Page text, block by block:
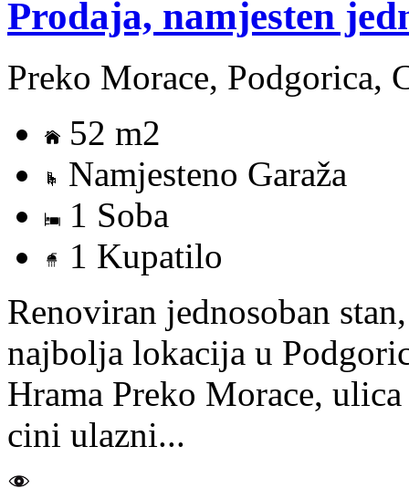
Prodaja, namjesten
Preko Morace, Podgorica,
52 m2
Namjesteno Garaža
1 Soba
1 Kupatilo
Renoviran jednosoban
najbolja lokacija u
Hrama Preko Morace,
cini ulazni...